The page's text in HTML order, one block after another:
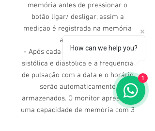
memória antes de pressionar o
botão ligar/ desligar, assim a
medição é registrada na memória
apropriada.
- Após cada medição, as pressões
sistólica e diastólica e a frequência
de pulsação com a data e o horário
serão automaticamente
armazenados. O monitor apresenta
uma capacidade de memória com 3
How can we help you?
1